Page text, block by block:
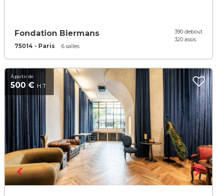
Fondation Biermans
75014 - Paris 6 salles
390 debout
320 assis
À partir de
500 € H.T